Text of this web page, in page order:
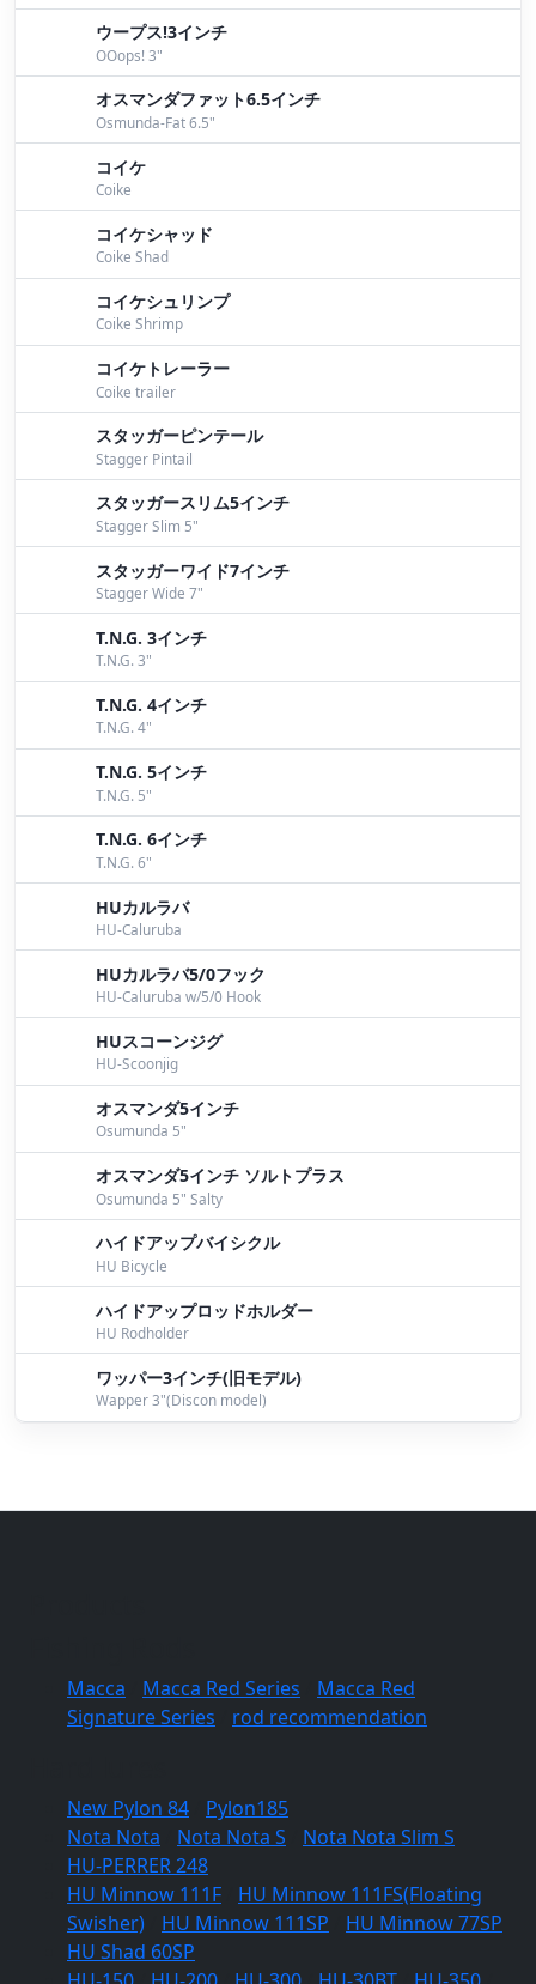
ウープス!3インチ
OOops! 3"
オスマンダファット6.5インチ
Osmunda-Fat 6.5"
コイケ
Coike
コイケシャッド
Coike Shad
コイケシュリンプ
Coike Shrimp
コイケトレーラー
Coike trailer
スタッガーピンテール
Stagger Pintail
スタッガースリム5インチ
Stagger Slim 5"
スタッガーワイド7インチ
Stagger Wide 7"
T.N.G. 3インチ
T.N.G. 3"
T.N.G. 4インチ
T.N.G. 4"
T.N.G. 5インチ
T.N.G. 5"
T.N.G. 6インチ
T.N.G. 6"
HUカルラバ
HU-Caluruba
HUカルラバ5/0フック
HU-Caluruba w/5/0 Hook
HUスコーンジグ
HU-Scoonjig
オスマンダ5インチ
Osumunda 5"
オスマンダ5インチ ソルトプラス
Osumunda 5" Salty
ハイドアップバイシクル
HU Bicycle
ハイドアップロッドホルダー
HU Rodholder
ワッパー3インチ(旧モデル)
Wapper 3"(Discon model)
Macca Macca Red Series
Macca Red
Signature Series
rod recommendation
New Pylon 84
Pylon185
Nota Nota
Nota Nota S
Nota Nota Slim S
HU-PERRER 248
HU Minnow 111F
HU Minnow 111FS(Floating
Swisher)
HU Minnow 111SP
HU Minnow 77SP
HU Shad 60SP